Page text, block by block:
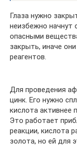
Глаза нужно
неизбежно начнут
опасными
закрыть, иначе
реагентов.
Для проведения
цинк. Его нужно
кислота активнее
Это работает
реакции, кислота
золота, но ей для